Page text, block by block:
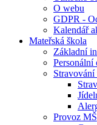
O webu
GDPR -
Kalendář
Mateřská škola
Základní
Personální
Provoz MŠ